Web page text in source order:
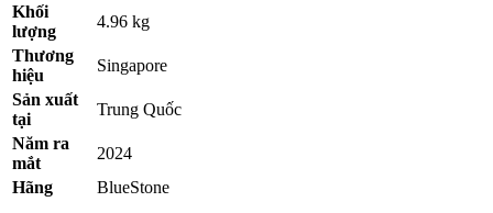
Khối
lượng
4.96 kg
Thương
hiệu
Singapore
Sản xuất
tại
Trung Quốc
Năm ra
mắt
2024
Hãng
BlueStone